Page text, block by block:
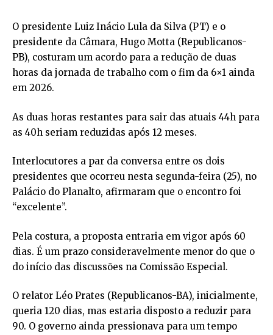
O presidente Luiz Inácio Lula da Silva (PT) e o
presidente da Câmara, Hugo Motta (Republicanos-
PB), costuram um acordo para a redução de duas
horas da jornada de trabalho com o fim da 6×1 ainda
em 2026.
As duas horas restantes para sair das atuais 44h para
as 40h seriam reduzidas após 12 meses.
Interlocutores a par da conversa entre os dois
presidentes que ocorreu nesta segunda-feira (25), no
Palácio do Planalto, afirmaram que o encontro foi
“excelente”.
Pela costura, a proposta entraria em vigor após 60
dias. É um prazo consideravelmente menor do que o
do início das discussões na Comissão Especial.
O relator Léo Prates (Republicanos-BA), inicialmente,
queria 120 dias, mas estaria disposto a reduzir para
90. O governo ainda pressionava para um tempo